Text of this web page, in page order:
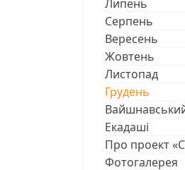
Липень
Серпень
Вересень
Жовтень
Листопад
Грудень
Екадаші
Про проект
Фотогалерея